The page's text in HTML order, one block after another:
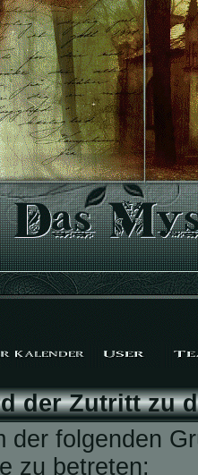
der Zutritt zu
der folgenden
zu betreten: